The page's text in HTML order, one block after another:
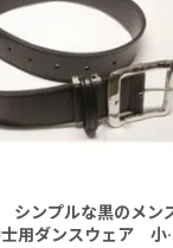
シンプルな黒のメン
士用ダンスウェア 小